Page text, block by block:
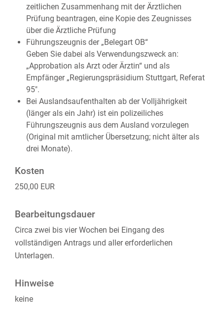
zeitlichen Zusammenhang mit der Ärztlichen
Prüfung beantragen, eine Kopie des Zeugnisses
über die Ärztliche Prüfung
Führungszeugnis der „Belegart OB“
Geben Sie dabei als Verwendungszweck an:
„Approbation als Arzt oder Ärztin“ und als
Empfänger „Regierungspräsidium Stuttgart, Referat
95".
Bei Auslandsaufenthalten ab der Volljährigkeit
(länger als ein Jahr) ist ein polizeiliches
Führungszeugnis aus dem Ausland vorzulegen
(Original mit amtlicher Übersetzung; nicht älter als
drei Monate).
Kosten
250,00 EUR
Bearbeitungsdauer
Circa zwei bis vier Wochen bei Eingang des
vollständigen Antrags und aller erforderlichen
Unterlagen.
Hinweise
keine